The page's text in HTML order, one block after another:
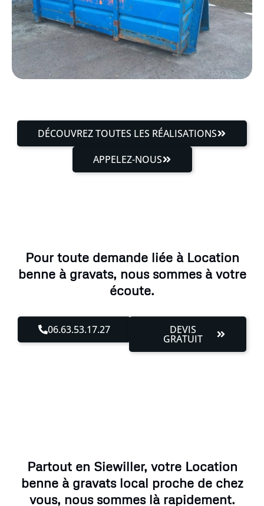
DÉCOUVREZ TOUTES LES RÉALISATIONS
APPELEZ-NOUS
Pour toute demande liée à Location
benne à gravats, nous sommes à votre
écoute.
06.63.53.17.27 DEVIS
GRATUIT
Partout en Siewiller, votre Location
benne à gravats local proche de chez
vous, nous sommes là rapidement.